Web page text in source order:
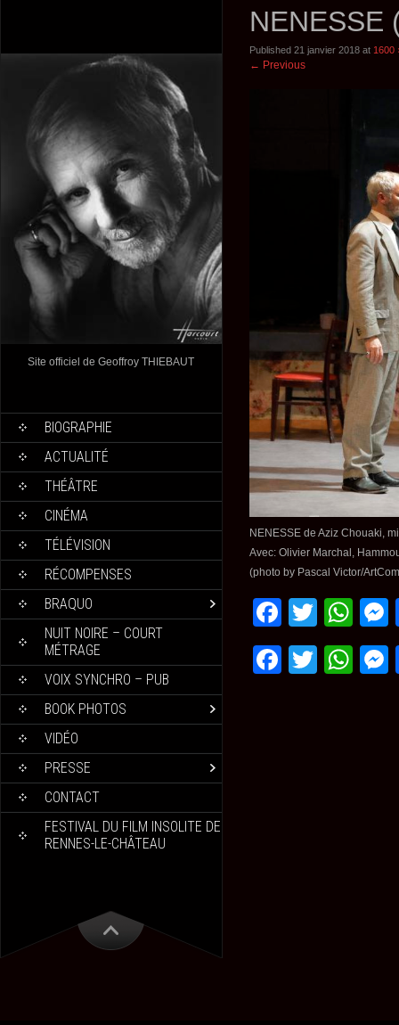
Site officiel de Geoffroy THIEBAUT
BIOGRAPHIE
ACTUALITÉ
THÉÂTRE
CINÉMA
TÉLÉVISION
RÉCOMPENSES
BRAQUO
NUIT NOIRE – COURT
MÉTRAGE
VOIX SYNCHRO – PUB
BOOK PHOTOS
VIDÉO
PRESSE
CONTACT
FESTIVAL DU FILM INSOLITE DE
RENNES-LE-CHÂTEAU
NENESSE
Published 21 janvier 2018 at 1600
← Previous
NENESSE de Aziz Chouaki,
Avec: Olivier Marchal,
(photo by Pascal Victor/